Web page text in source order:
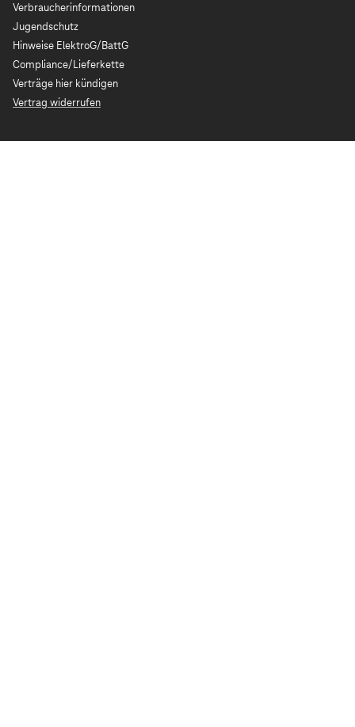
Verbraucherinformationen
Jugendschutz
Hinweise ElektroG/BattG
Compliance/Lieferkette
Verträge hier kündigen
Vertrag widerrufen